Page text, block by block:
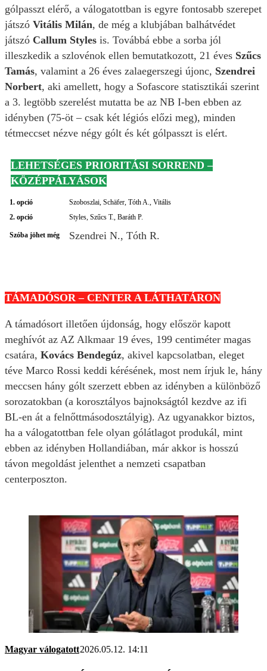
gólpasszt elérő, a válogatottban is egyre fontosabb szerepet
játszó Vitális Milán, de még a klubjában balhátvédet
játszó Callum Styles is. Továbbá ebbe a sorba jól
illeszkedik a szlovénok ellen bemutatkozott, 21 éves Szűcs
Tamás, valamint a 26 éves zalaegerszegi újonc, Szendrei
Norbert, aki amellett, hogy a Sofascore statisztikái szerint
a 3. legtöbb szerelést mutatta be az NB I-ben ebben az
idényben (75-öt – csak két légiós előzi meg), minden
tétmeccset nézve négy gólt és két gólpasszt is elért.
1. opció
Szoboszlai, Schäfer, Tóth A., Vitális
2. opció
Styles, Szűcs T., Baráth P.
Szóba jöhet még Szendrei N., Tóth R.
LEHETSÉGES PRIORITÁSI SORREND –
KÖZÉPPÁLYÁSOK
TÁMADÓSOR – CENTER A LÁTHATÁRON
A támadósort illetően újdonság, hogy először kapott
meghívót az AZ Alkmaar 19 éves, 199 centiméter magas
csatára, Kovács Bendegúz, akivel kapcsolatban, eleget
téve Marco Rossi keddi kérésének, most nem írjuk le, hány
meccsen hány gólt szerzett ebben az idényben a különböző
sorozatokban (a korosztályos bajnokságtól kezdve az ifi
BL-en át a felnőttmásodosztályig). Az ugyanakkor biztos,
ha a válogatottban fele olyan gólátlagot produkál, mint
ebben az idényben Hollandiában, már akkor is hosszú
távon megoldást jelenthet a nemzeti csapatban
centerposzton.
Magyar válogatott2026.05.12. 14:11